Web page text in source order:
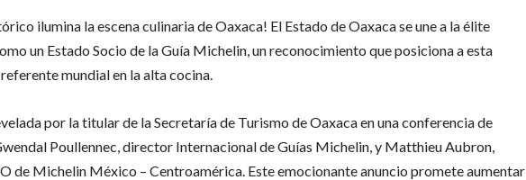
ilumina la escena culinaria de Oaxaca! El Estado de Oaxaca se une a la élite
un Estado Socio de la Guía Michelin, un reconocimiento que posiciona a esta
mundial en la alta cocina.
por la titular de la Secretaría de Turismo de Oaxaca en una conferencia de
Poullennec, director Internacional de Guías Michelin, y Matthieu Aubron,
de Michelin México – Centroamérica. Este emocionante anuncio promete aumentar